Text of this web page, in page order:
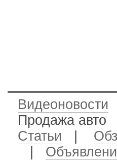
Видеоновости
Продажа авто
Статьи